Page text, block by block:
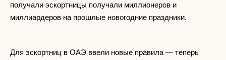
получали эскортницы получали миллионеров и
миллиардеров на прошлые новогодние праздники.
Для эскортниц в ОАЭ ввели новые правила — теперь